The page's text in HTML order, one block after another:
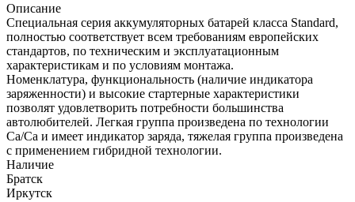
Описание
Специальная серия аккумуляторных батарей класса Standard,
полностью соответствует всем требованиям европейских
стандартов, по техническим и эксплуатационным
характеристикам и по условиям монтажа.
Номенклатура, функциональность (наличие индикатора
заряженности) и высокие стартерные характеристики
позволят удовлетворить потребности большинства
автолюбителей. Легкая группа произведена по технологии
Ca/Ca и имеет индикатор заряда, тяжелая группа произведена
с применением гибридной технологии.
Наличие
Братск
Иркутск